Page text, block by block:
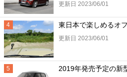
更新日 2023/06/01
東日本で楽しめるオ
更新日 2023/06/01
2019年発売予定の新